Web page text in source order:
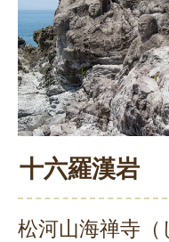
十六羅漢岩
松河山海禅寺